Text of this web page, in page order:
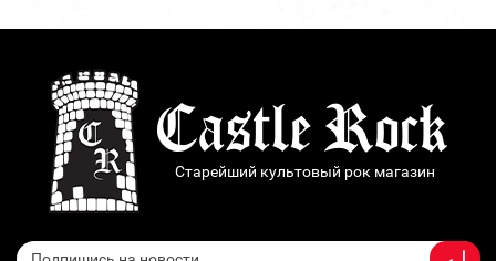
Старейший культовый рок магазин